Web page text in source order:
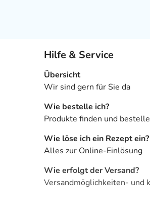
Hilfe & Service
Übersicht
Wir sind gern für Sie da
Wie bestelle ich?
Produkte finden und
Wie löse ich ein Rezept ein?
Alles zur Online-Einlösung
Wie erfolgt der Versand?
Versandmöglichkeiten- und